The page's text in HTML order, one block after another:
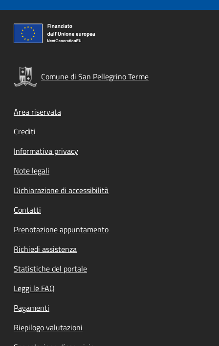
Comune di San Pellegrino Terme
Footer menu
Area riservata
Crediti
Informativa privacy
Note legali
Dichiarazione di accessibilità
Contatti
Prenotazione appuntamento
Richiedi assistenza
Statistiche del portale
Leggi le FAQ
Pagamenti
Riepilogo valutazioni